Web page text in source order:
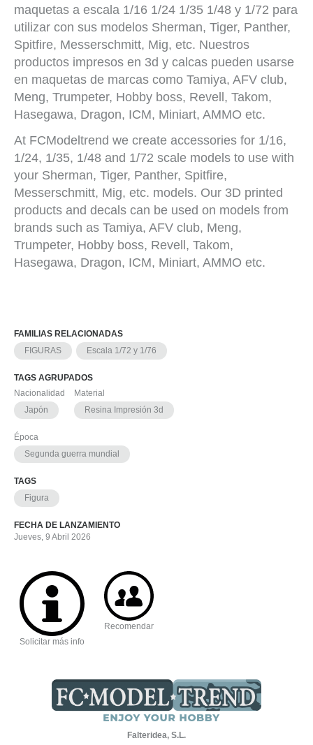
maquetas a escala 1/16 1/24 1/35 1/48 y 1/72 para
utilizar con sus modelos Sherman, Tiger, Panther,
Spitfire, Messerschmitt, Mig, etc. Nuestros
productos impresos en 3d y calcas pueden usarse
en maquetas de marcas como Tamiya, AFV club,
Meng, Trumpeter, Hobby boss, Revell, Takom,
Hasegawa, Dragon, ICM, Miniart, AMMO etc.
At FCModeltrend we create accessories for 1/16,
1/24, 1/35, 1/48 and 1/72 scale models to use with
your Sherman, Tiger, Panther, Spitfire,
Messerschmitt, Mig, etc. models. Our 3D printed
products and decals can be used on models from
brands such as Tamiya, AFV club, Meng,
Trumpeter, Hobby boss, Revell, Takom,
Hasegawa, Dragon, ICM, Miniart, AMMO etc.
FAMILIAS RELACIONADAS
FIGURAS
Escala 1/72 y 1/76
TAGS AGRUPADOS
Nacionalidad
Japón
Material
Resina Impresión 3d
Época
Segunda guerra mundial
TAGS
Figura
FECHA DE LANZAMIENTO
Jueves, 9 Abril 2026
Solicitar más info
Recomendar
Falteridea, S.L.